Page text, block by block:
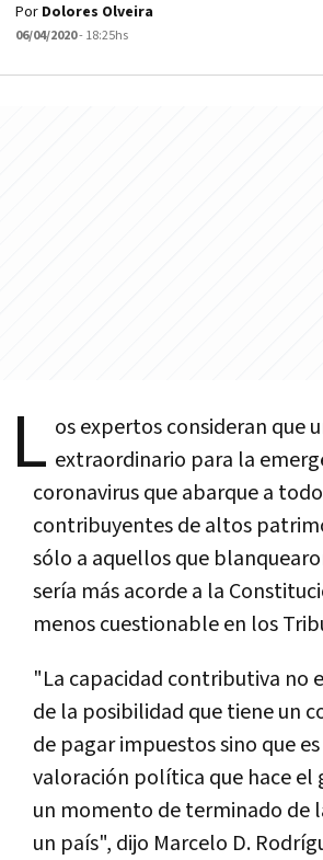
Por Dolores Olveira
06/04/2020- 18:25hs
L os expertos consideran que
extraordinario para la
coronavirus que abarque a
contribuyentes de altos
sólo a aquellos que
sería más acorde a la
menos cuestionable en los
"La capacidad contributiva no
de la posibilidad que tiene un
de pagar impuestos sino que
valoración política que hace el
un momento de terminado de
un país", dijo Marcelo D.